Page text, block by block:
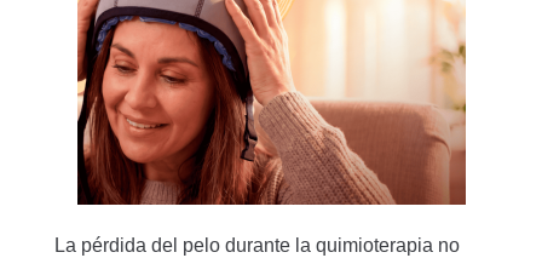
La pérdida del pelo durante la quimioterapia no